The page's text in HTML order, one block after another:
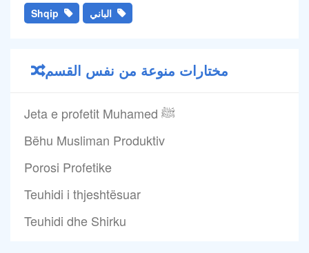
Shqip
الباني
مختارات منوعة من نفس القسم
Jeta e profetit Muhamed ﷺ
Bëhu Musliman Produktiv
Porosi Profetike
Teuhidi i thjeshtësuar
Teuhidi dhe Shirku